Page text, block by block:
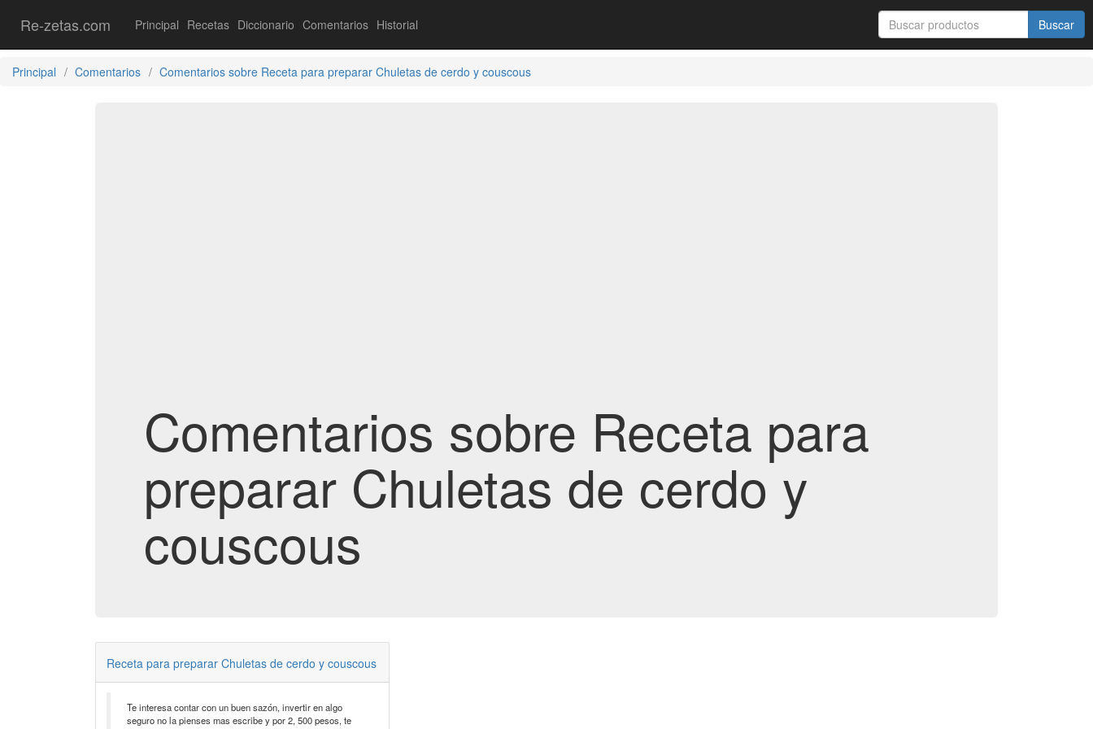
Re-zetas.com Principal Recetas Diccionario Comentarios Historial
Principal Comentarios Comentarios sobre Receta para preparar Chuletas de cerdo y couscous
Comentarios sobre Receta para
preparar Chuletas de cerdo y
couscous
Receta para preparar Chuletas de cerdo y couscous
Te interesa contar con un buen sazón, invertir en algo
seguro no la pienses mas escribe y por 2, 500 pesos, te